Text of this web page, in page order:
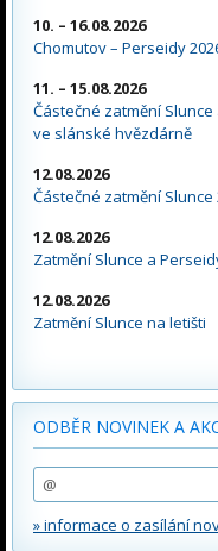
10. – 16.08.2026
Chomutov – Perseidy
11. – 15.08.2026
Částečné zatmění
ve slánské hvězdárně
12.08.2026
Částečné zatmění
12.08.2026
Zatmění Slunce a
12.08.2026
Zatmění Slunce na letišti
ODBĚR NOVINEK A
» informace o zasílání